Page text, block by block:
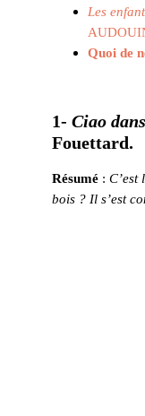
Les
Quoi de
1- Ciao
Fouettard.
Résumé: C’est
bois ? Il s’est